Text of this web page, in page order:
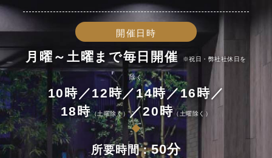
開催日時
月曜～土曜まで毎日開催 ※祝日・弊社社休日を
除く
10時／12時／14時／16時／
18時（土曜除く）／20時（土曜除く）
所要時間：50分